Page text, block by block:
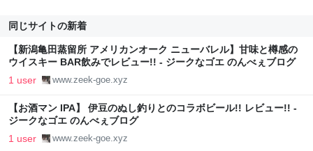
同じサイトの新着
【新潟亀田蒸留所 アメリカンオーク ニューバレル】甘味と樽感の
ウイスキー BAR飲みでレビュー!! - ジークなゴエ のんべぇブログ
1 user www.zeek-goe.xyz
【お酒マン IPA】 伊豆のぬし釣りとのコラボビール!! レビュー!! -
ジークなゴエ のんべぇブログ
1 user www.zeek-goe.xyz